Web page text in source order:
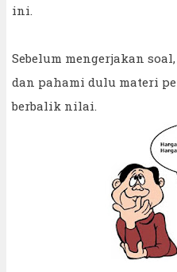
ini.
Sebelum mengerjakan
dan pahami dulu materi
berbalik nilai.